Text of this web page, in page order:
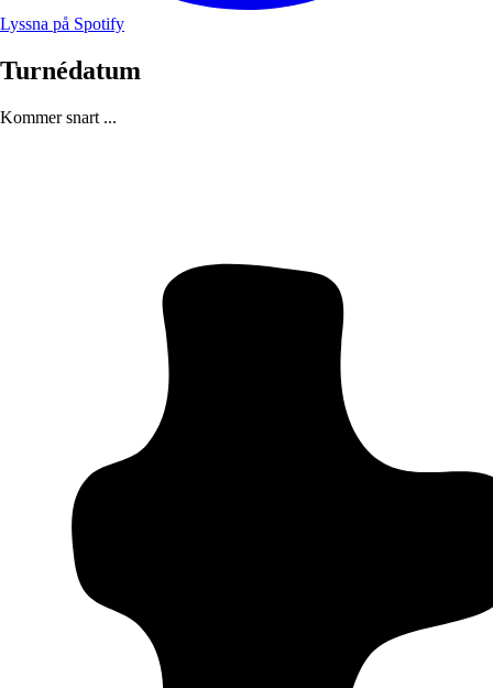
Lyssna på Spotify
Turnédatum
Kommer snart ...